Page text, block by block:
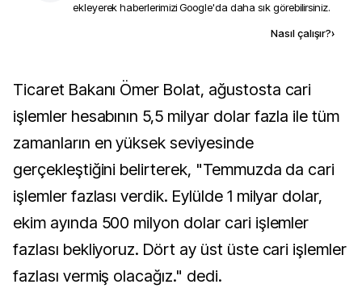
ekleyerek haberlerimizi Google'da daha sık görebilirsiniz.
Nasıl çalışır?›
Ticaret Bakanı Ömer Bolat, ağustosta cari
işlemler hesabının 5,5 milyar dolar fazla ile tüm
zamanların en yüksek seviyesinde
gerçekleştiğini belirterek, "Temmuzda da cari
işlemler fazlası verdik. Eylülde 1 milyar dolar,
ekim ayında 500 milyon dolar cari işlemler
fazlası bekliyoruz. Dört ay üst üste cari işlemler
fazlası vermiş olacağız." dedi.